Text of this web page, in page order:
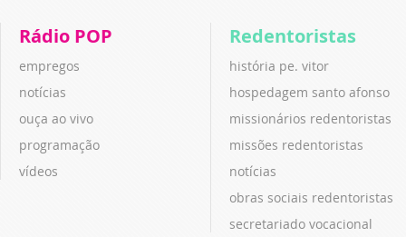
Rádio POP
empregos
notícias
ouça ao vivo
programação
vídeos
Redentoristas
história pe. vitor
hospedagem santo afonso
missionários redentoristas
missões redentoristas
notícias
obras sociais redentoristas
secretariado vocacional